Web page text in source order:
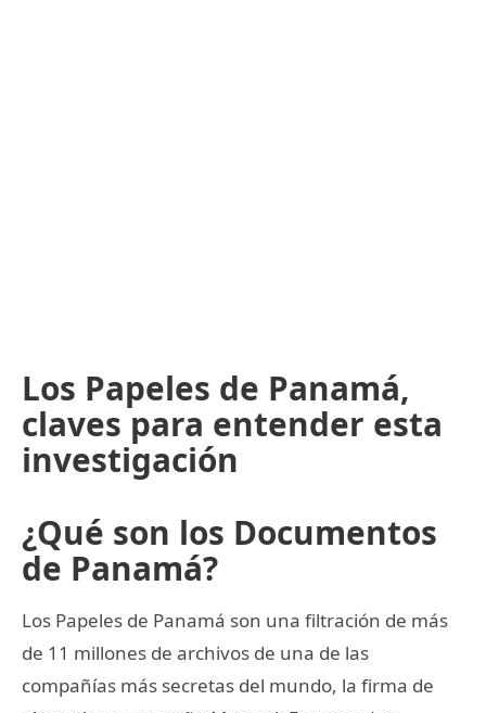
Los Papeles de Panamá,
claves para entender esta
investigación
¿Qué son los Documentos
de Panamá?
Los Papeles de Panamá son una filtración de más
de 11 millones de archivos de una de las
compañías más secretas del mundo, la firma de